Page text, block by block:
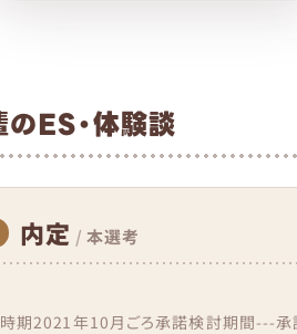
ES・体験談
内定 / 本選考
期2021年10月ごろ承諾検討期間---